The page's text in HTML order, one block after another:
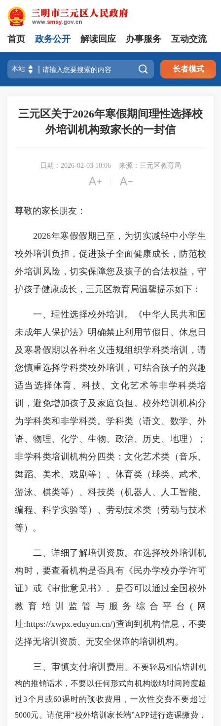
首页 政务公开 解读回应 办事服务 互动交流
 长者模式
三元区关于2026年寒假期间理性选择校
外培训机构致家长的一封信
日期：2026-02-03 10:06 来源：三元区教育局
 
尊敬的家长朋友：
2026年寒假假期已至，为切实减轻中小学生
校外培训负担，促进孩子全面健康成长，防范校
外培训风险，切实保障您及孩子的合法权益，守
护孩子健康成长，三元区教育局温馨提示如下：
一、理性选择校外培训。《中华人民共和国
未成年人保护法》明确禁止利用节假日、休息日
及寒暑假期以各种名义违规组织学科类培训，请
您慎重选择学科类校外培训，可结合孩子的兴趣
适当选择体育、科技、文化艺术等非学科类培
训，避免增加孩子及家庭负担。校外培训机构分
为学科类和非学科类。学科类（语文、数学、外
语、物理、化学、生物、政治、历史、地理）；
非学科类培训机构分四类：文化艺术类（音乐、
舞蹈、美术、戏剧等）、体育类（球类、武术、
游泳、棋类等）、科技类（机器人、人工智能、
编程、科学实验等）、劳动技术类（劳动与技术
等）。
二、详细了解培训资质。在选择校外培训机
构时，要查看机构是否具有《民办学校办学许可
证》或《审批意见书》、是否可以通过全国校外
教育培训监管与服务综合平台(网
址:https://xwpx.eduyun.cn/)查询到机构信息，不要
选择无培训资质、无安全保障的培训机构。
三、审慎支付培训费用 。不要轻易相信培训机
构的推销话术，不要以任何形式向机构缴纳时间跨度超
过3个月或60课时的预收费用，一次性交费不要超过
5000元。请使用“校外培训家长端”APP进行选课缴费，